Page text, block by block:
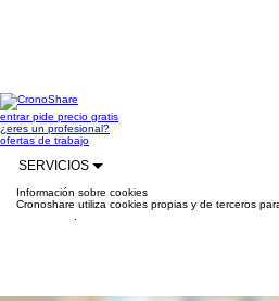
entrarpide precio gratis
¿eres un profesional?
ofertas de trabajo
SERVICIOS
Información sobre cookies
Cronoshare utiliza cookies propias y de terceros